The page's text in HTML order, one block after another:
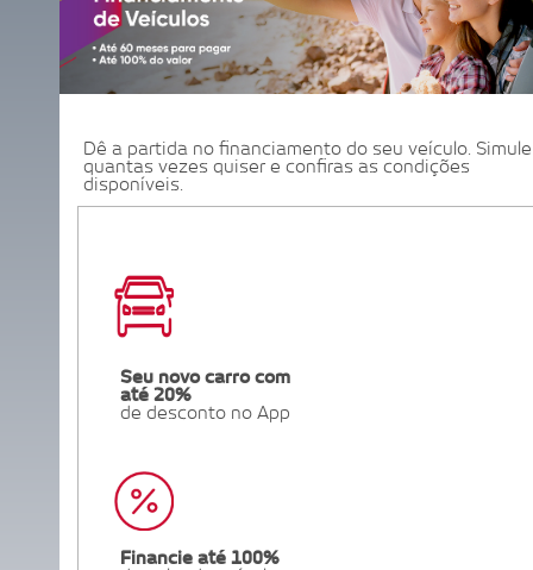
SEPARAMOS PARA VOCÊ
Antecipação
Explica
Dê a partida no financiamento do seu veículo. Simule
quantas vezes quiser e confiras as condições
disponíveis.
Seu novo carro com
até 20%
de desconto no App
Financie até 100%